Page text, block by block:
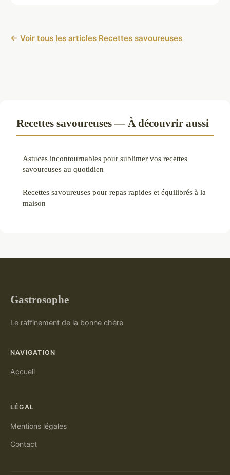
← Voir tous les articles Recettes savoureuses
Recettes savoureuses — À découvrir aussi
Astuces incontournables pour sublimer vos recettes
savoureuses au quotidien
Recettes savoureuses pour repas rapides et équilibrés à la
maison
Gastrosophe
Le raffinement de la bonne chère
NAVIGATION
Accueil
LÉGAL
Mentions légales
Contact